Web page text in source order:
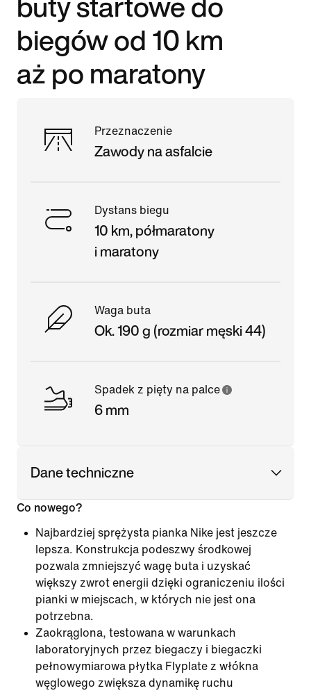
biegów od 10 km
aż po maratony
Przeznaczenie
Zawody na asfalcie
Dystans biegu
10 km, półmaratony
i maratony
Waga buta
Ok. 190 g (rozmiar męski 44)
Spadek z pięty na palce
6 mm
Dane techniczne
Co nowego?
Najbardziej sprężysta pianka Nike jest jeszcze
lepsza. Konstrukcja podeszwy środkowej
pozwala zmniejszyć wagę buta i uzyskać
większy zwrot energii dzięki ograniczeniu ilości
pianki w miejscach, w których nie jest ona
potrzebna.
Zaokrąglona, testowana w warunkach
laboratoryjnych przez biegaczy i biegaczki
pełnowymiarowa płytka Flyplate z włókna
węglowego zwiększa dynamikę ruchu